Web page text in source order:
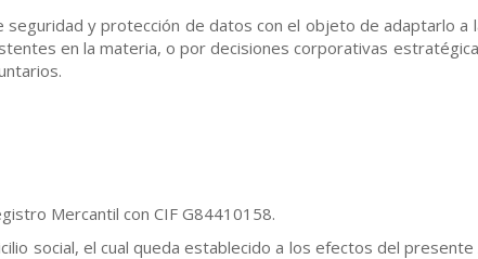
y protección de datos con el objeto de adaptarlo a
en la materia, o por decisiones corporativas
Mercantil con CIF G84410158.
social, el cual queda establecido a los efectos del presente